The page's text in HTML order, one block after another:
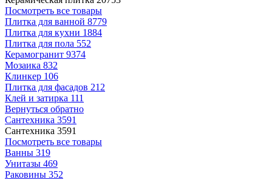
Посмотреть все товары
Плитка для ванной 8779
Плитка для кухни 1884
Плитка для пола 552
Керамогранит 9374
Мозаика 832
Клинкер 106
Плитка для фасадов 212
Клей и затирка 111
Вернуться обратно
Сантехника 3591
Сантехника 3591
Посмотреть все товары
Ванны 319
Унитазы 469
Раковины 352